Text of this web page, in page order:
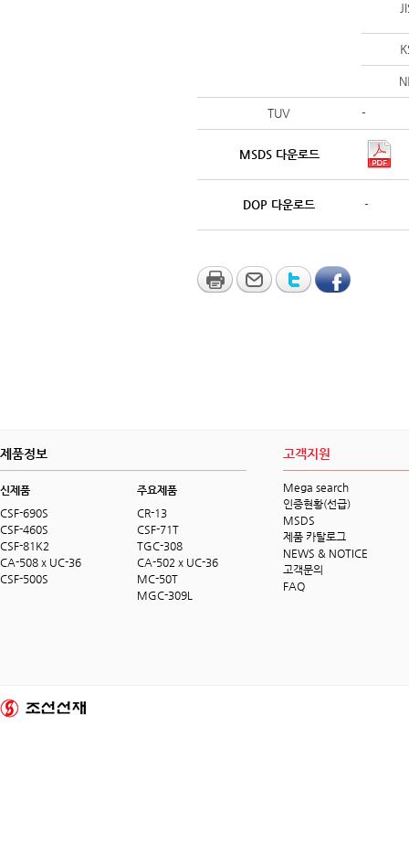
TUV -
MSDS 다운로드
DOP 다운로드 -
제품정보
신제품
CSF-690S
CSF-460S
CSF-81K2
CA-508 x UC-36
CSF-500S
주요제품
CR-13
CSF-71T
TGC-308
CA-502 x UC-36
MC-50T
MGC-309L
고객지원
Mega search
인증현황(선급)
MSDS
제품 카탈로그
NEWS & NOTICE
고객문의
FAQ